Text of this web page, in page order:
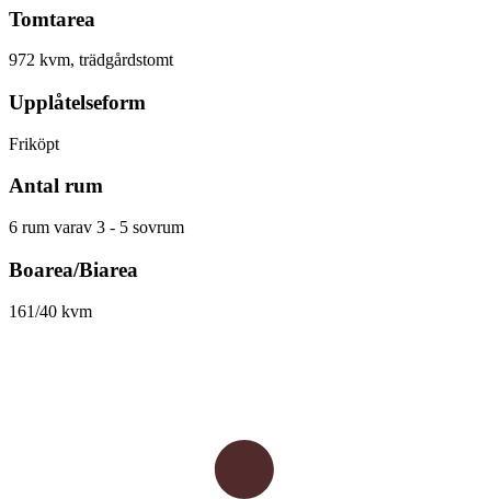
Tomtarea
972 kvm, trädgårdstomt
Upplåtelseform
Friköpt
Antal rum
6 rum varav 3 - 5 sovrum
Boarea/Biarea
161/40 kvm